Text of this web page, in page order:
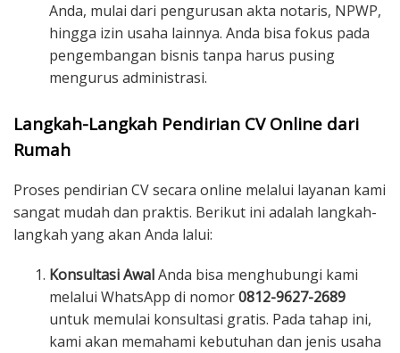
Anda, mulai dari pengurusan akta notaris, NPWP,
hingga izin usaha lainnya. Anda bisa fokus pada
pengembangan bisnis tanpa harus pusing
mengurus administrasi.
Langkah-Langkah Pendirian CV Online dari
Rumah
Proses pendirian CV secara online melalui layanan kami
sangat mudah dan praktis. Berikut ini adalah langkah-
langkah yang akan Anda lalui:
Konsultasi AwalAnda bisa menghubungi kami
melalui WhatsApp di nomor0812-9627-2689
untuk memulai konsultasi gratis. Pada tahap ini,
kami akan memahami kebutuhan dan jenis usaha